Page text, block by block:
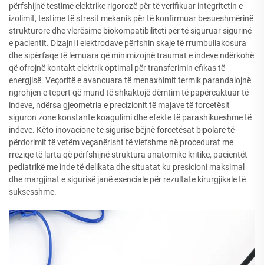
përfshijnë testime elektrike rigorozë për të verifikuar integritetin e
izolimit, testime të stresit mekanik për të konfirmuar besueshmërinë
strukturore dhe vlerësime biokompatibiliteti për të siguruar sigurinë
e pacientit. Dizajni i elektrodave përfshin skaje të rrumbullakosura
dhe sipërfaqe të lëmuara që minimizojnë traumat e indeve ndërkohë
që ofrojnë kontakt elektrik optimal për transferimin efikas të
energjisë. Veçoritë e avancuara të menaxhimit termik parandalojnë
ngrohjen e tepërt që mund të shkaktojë dëmtim të papërcaktuar të
indeve, ndërsa gjeometria e precizionit të majave të forcetësit
siguron zone konstante koagulimi dhe efekte të parashikueshme të
indeve. Këto inovacione të sigurisë bëjnë forcetësat bipolarë të
përdorimit të vetëm veçanërisht të vlefshme në procedurat me
rreziqe të larta që përfshijnë struktura anatomike kritike, pacientët
pediatrikë me inde të delikata dhe situatat ku presicioni maksimal
dhe margjinat e sigurisë janë esenciale për rezultate kirurgjikale të
suksesshme.